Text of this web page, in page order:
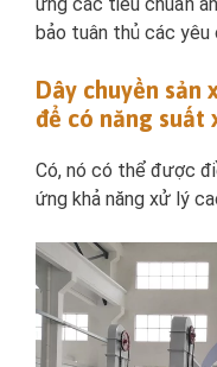
ứng các tiêu chuẩn
bảo tuân thủ các yêu
Dây chuyền sản
để có năng suất
Có, nó có thể được
ứng khả năng xử lý